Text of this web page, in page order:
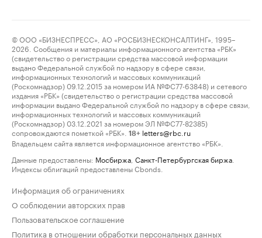
© ООО «БИЗНЕСПРЕСС», АО «РОСБИЗНЕСКОНСАЛТИНГ», 1995–
2026. Сообщения и материалы информационного агентства «РБК»
(свидетельство о регистрации средства массовой информации
выдано Федеральной службой по надзору в сфере связи,
информационных технологий и массовых коммуникаций
(Роскомнадзор) 09.12.2015 за номером ИА №ФС77-63848) и сетевого
издания «РБК» (свидетельство о регистрации средства массовой
информации выдано Федеральной службой по надзору в сфере связи,
информационных технологий и массовых коммуникаций
(Роскомнадзор) 03.12.2021 за номером ЭЛ №ФС77-82385)
сопровождаются пометкой «РБК».
18+ letters@rbc.ru
Владельцем сайта является информационное агентство «РБК».
Данные предоставлены: Мосбиржа Санкт-Петербургская биржа
Индексы облигаций предоставлены Cbonds.
Информация об ограничениях
О соблюдении авторских прав
Пользовательское соглашение
Политика в отношении обработки персональных данных